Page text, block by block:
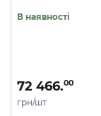
В наявності
72 466.00
грн/шт